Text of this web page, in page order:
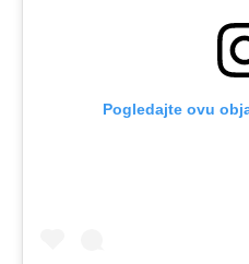
Pogledajte ovu